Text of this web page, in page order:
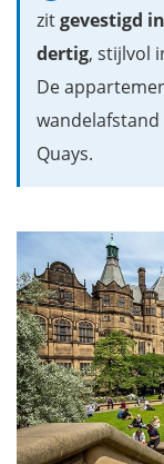
zitgevestigd
dertig, stijlvol
De
Quays.